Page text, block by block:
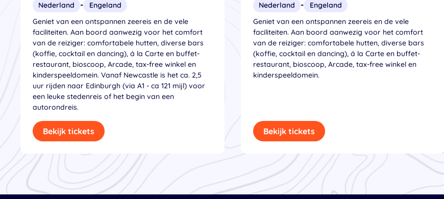
Nederland -
Engeland
Geniet van een ontspannen zeereis en de vele
faciliteiten. Aan boord aanwezig voor het comfort
van de reiziger: comfortabele hutten, diverse bars
(koffie, cocktail en dancing), á la Carte en buffet-
restaurant, bioscoop, Arcade, tax-free winkel en
kinderspeeldomein. Vanaf Newcastle is het ca. 2,5
uur rijden naar Edinburgh (via A1 - ca 121 mijl) voor
een leuke stedenreis of het begin van een
autorondreis.
Bekijk tickets
Nederland -
Engeland
Geniet van een ontspannen zeereis en de vele
faciliteiten. Aan boord aanwezig voor het comfort
van de reiziger: comfortabele hutten, diverse bars
(koffie, cocktail en dancing), á la Carte en buffet-
restaurant, bioscoop, Arcade, tax-free winkel en
kinderspeeldomein.
Bekijk tickets